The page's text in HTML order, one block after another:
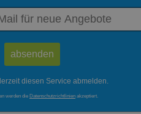
diesen Service abmelden.
werden die Datenschutzrichtlinien akzeptiert.